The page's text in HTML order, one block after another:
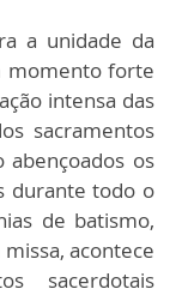
a unidade da
momento forte
intensa das
sacramentos
abençoados os
durante todo o
de batismo,
acontece
sacerdotais